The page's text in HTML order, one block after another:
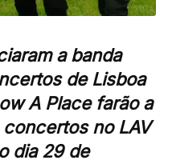
a banda
de Lisboa
A Place farão a
no LAV
dia 29 de